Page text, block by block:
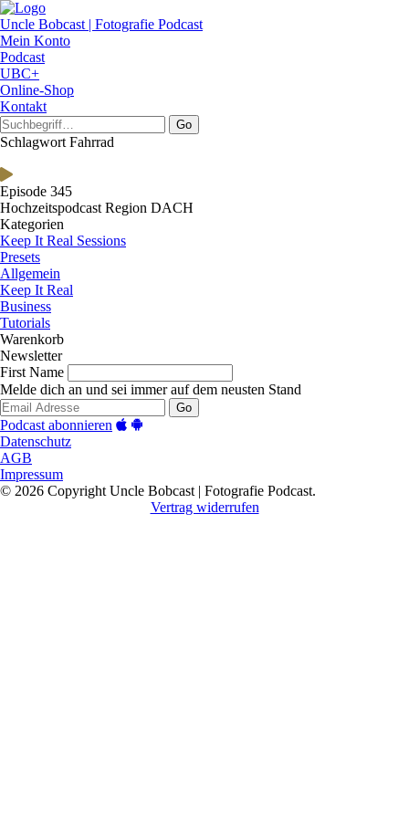
Uncle Bobcast | Fotografie Podcast
Mein Konto
Podcast
UBC+
Online-Shop
Kontakt
Go
Schlagwort Fahrrad
Episode 345
Hochzeitspodcast Region DACH
Kategorien
Keep It Real Sessions
Presets
Allgemein
Keep It Real
Business
Tutorials
Warenkorb
Newsletter
First Name
Melde dich an und sei immer auf dem neusten Stand
Go
Podcast abonnieren
Datenschutz
AGB
Impressum
© 2026 Copyright Uncle Bobcast | Fotografie Podcast.
Vertrag widerrufen